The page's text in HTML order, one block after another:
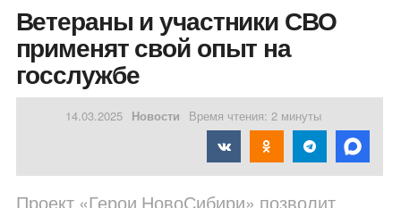
Ветераны и участники СВО
применят свой опыт на
госслужбе
14.03.2025 Новости Время чтения: 2 минуты
Проект «Герои НовоСибири» позволит